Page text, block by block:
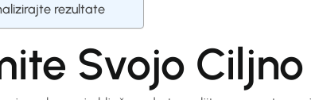
rezultate
Svojo